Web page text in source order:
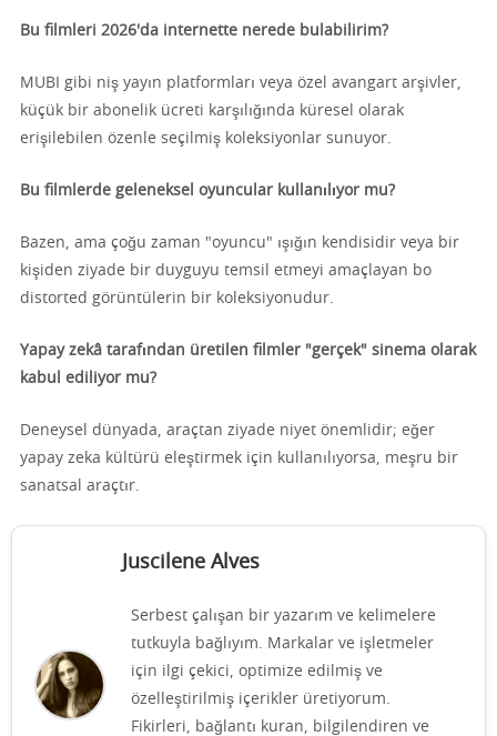
Bu filmleri 2026'da internette nerede bulabilirim?
MUBI gibi niş yayın platformları veya özel avangart arşivler,
küçük bir abonelik ücreti karşılığında küresel olarak
erişilebilen özenle seçilmiş koleksiyonlar sunuyor.
Bu filmlerde geleneksel oyuncular kullanılıyor mu?
Bazen, ama çoğu zaman "oyuncu" ışığın kendisidir veya bir
kişiden ziyade bir duyguyu temsil etmeyi amaçlayan bo
distorted görüntülerin bir koleksiyonudur.
Yapay zekâ tarafından üretilen filmler "gerçek" sinema olarak
kabul ediliyor mu?
Deneysel dünyada, araçtan ziyade niyet önemlidir; eğer
yapay zeka kültürü eleştirmek için kullanılıyorsa, meşru bir
sanatsal araçtır.
Juscilene Alves
Serbest çalışan bir yazarım ve kelimelere
tutkuyla bağlıyım. Markalar ve işletmeler
için ilgi çekici, optimize edilmiş ve
özelleştirilmiş içerikler üretiyorum.
Fikirleri, bağlantı kuran, bilgilendiren ve